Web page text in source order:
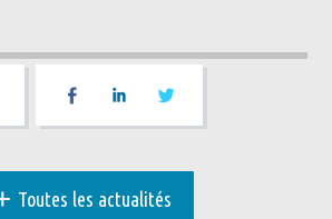
Toutes les actualités